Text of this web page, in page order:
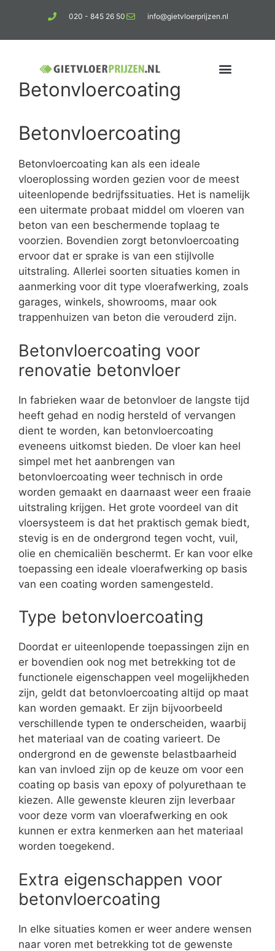
020 - 845 26 50 info@gietvloerprijzen.nl
Betonvloercoating
Betonvloercoating
Betonvloercoating kan als een ideale
vloeroplossing worden gezien voor de meest
uiteenlopende bedrijfssituaties. Het is namelijk
een uitermate probaat middel om vloeren van
beton van een beschermende toplaag te
voorzien. Bovendien zorgt betonvloercoating
ervoor dat er sprake is van een stijlvolle
uitstraling. Allerlei soorten situaties komen in
aanmerking voor dit type vloerafwerking, zoals
garages, winkels, showrooms, maar ook
trappenhuizen van beton die verouderd zijn.
Betonvloercoating voor
renovatie betonvloer
In fabrieken waar de betonvloer de langste tijd
heeft gehad en nodig hersteld of vervangen
dient te worden, kan betonvloercoating
eveneens uitkomst bieden. De vloer kan heel
simpel met het aanbrengen van
betonvloercoating weer technisch in orde
worden gemaakt en daarnaast weer een fraaie
uitstraling krijgen. Het grote voordeel van dit
vloersysteem is dat het praktisch gemak biedt,
stevig is en de ondergrond tegen vocht, vuil,
olie en chemicaliën beschermt. Er kan voor elke
toepassing een ideale vloerafwerking op basis
van een coating worden samengesteld.
Type betonvloercoating
Doordat er uiteenlopende toepassingen zijn en
er bovendien ook nog met betrekking tot de
functionele eigenschappen veel mogelijkheden
zijn, geldt dat betonvloercoating altijd op maat
kan worden gemaakt. Er zijn bijvoorbeeld
verschillende typen te onderscheiden, waarbij
het materiaal van de coating varieert. De
ondergrond en de gewenste belastbaarheid
kan van invloed zijn op de keuze om voor een
coating op basis van epoxy of polyurethaan te
kiezen. Alle gewenste kleuren zijn leverbaar
voor deze vorm van vloerafwerking en ook
kunnen er extra kenmerken aan het materiaal
worden toegekend.
Extra eigenschappen voor
betonvloercoating
In elke situaties komen er weer andere wensen
naar voren met betrekking tot de gewenste